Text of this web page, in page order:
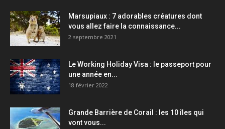
Marsupiaux : 7 adorables créatures dont
vous allez faire la connaissance...
2 septembre 2021
Le Working Holiday Visa : le passeport pour
une année en...
18 février 2022
Grande Barrière de Corail : les 10 îles qui
vont vous...